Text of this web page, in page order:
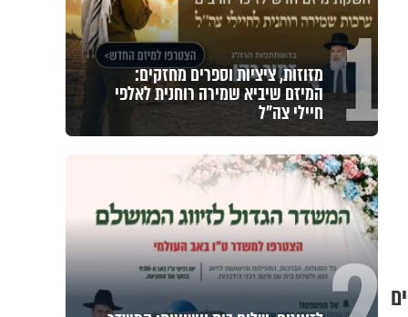
1 מזוזות, ציציות וספרים מחזקים:
המיזם שיביא שמירה רוחנית לאלפי
חיילי צה"ל